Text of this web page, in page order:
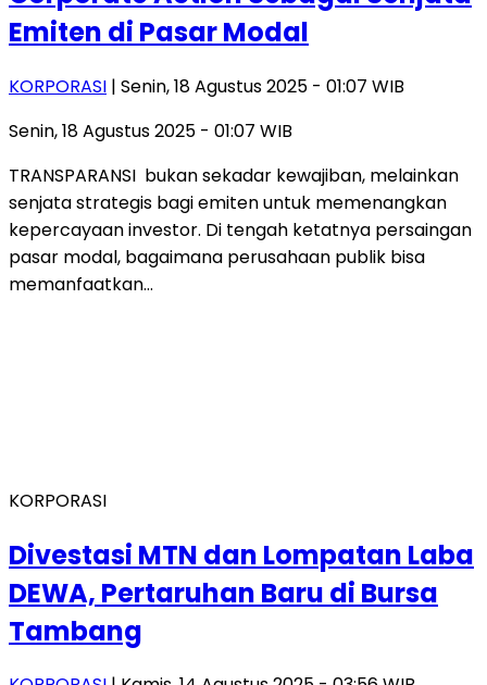
Emiten di Pasar Modal
KORPORASI | Senin, 18 Agustus 2025 - 01:07 WIB
Senin, 18 Agustus 2025 - 01:07 WIB
TRANSPARANSI bukan sekadar kewajiban, melainkan
senjata strategis bagi emiten untuk memenangkan
kepercayaan investor. Di tengah ketatnya persaingan
pasar modal, bagaimana perusahaan publik bisa
memanfaatkan…
KORPORASI
Divestasi MTN dan Lompatan Laba
DEWA, Pertaruhan Baru di Bursa
Tambang